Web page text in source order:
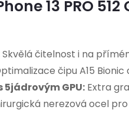
13 PRO
Skvělá čitelnost i na
čipu A15
5jádrovým GPU: Extra
nerezová ocel